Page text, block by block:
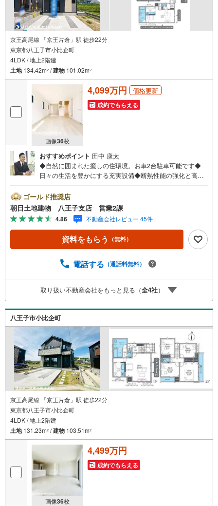
京王高尾線 「京王片倉」駅 徒歩22分
東京都八王子市小比企町
4LDK / 地上2階建
土地134.42m2 /建物 101.02m2
画像36枚
4,099万円 価格更新
成約でもらえる
おすすめポイント 田中 康太
◆自然に囲まれた癒しの住環境。お車2台駐車可能です◆
日々の生活を豊かにする充実設備◆断熱性能の強化と高効
ざいます！車の出し入れも安心して行えます♪※バザール会
場には、ベビーベッドや キッズスペースをご用意してお
ります。 小さなお子様連れでも、安心してご来場くださ
い！資料請求、住宅ローンのご相談などお気軽にお問合せ
ください！スタッフ25名でお客様がご覧になったことのな
い情報を多数ご用意しております。インターネット、チラ
他物件もご紹介可能です。 担当営業へご希望をお伝えくだ
わせ、弊社へのご来社など、ご相談ください。ご希望があ
れば周辺環境、お客様の希望に合わせた物件などもご案内
をいたします。お住まい探しは朝日土地建物（株）八王子
店 営業2課にお任せください！
ゴールド推奨店
朝日土地建物 八王子支店 営業2課
4.86 不動産会社レビュー 45件
資料をもらう （無料）
電話する （通話料無料）
取り扱い不動産会社をもっと見る（全4社）
八王子市小比企町
京王高尾線 「京王片倉」駅 徒歩22分
東京都八王子市小比企町
4LDK / 地上2階建
土地131.23m2 /建物 103.51m2
画像36枚
4,499万円
成約でもらえる